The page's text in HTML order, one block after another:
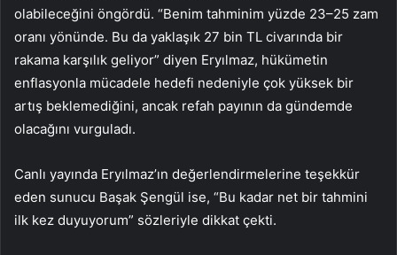
olabileceğini öngördü. “Benim tahminim yüzde 23–25 zam
oranı yönünde. Bu da yaklaşık 27 bin TL civarında bir
rakama karşılık geliyor” diyen Eryılmaz, hükümetin
enflasyonla mücadele hedefi nedeniyle çok yüksek bir
artış beklemediğini, ancak refah payının da gündemde
olacağını vurguladı.
Canlı yayında Eryılmaz’ın değerlendirmelerine teşekkür
eden sunucu Başak Şengül ise, “Bu kadar net bir tahmini
ilk kez duyuyorum” sözleriyle dikkat çekti.